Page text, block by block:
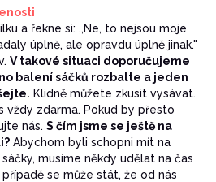
a řekne si: ,,Ne, to nejsou moje
úplně, ale opravdu úplně jinak."
V takové situaci doporučujeme
balení sáčků rozbalte a jeden
Klidně můžete zkusit vysávat.
vždy zdarma. Pokud by přesto
nás. S čím jsme se ještě na
Abychom byli schopni mít na
musíme někdy udělat na čas
se může stát, že od nás